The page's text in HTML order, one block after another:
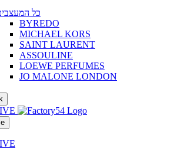
כל
BYREDO
MICHAEL KORS
SAINT LAURENT
ASSOULINE
LOEWE PERFUMES
JO MALONE LONDON